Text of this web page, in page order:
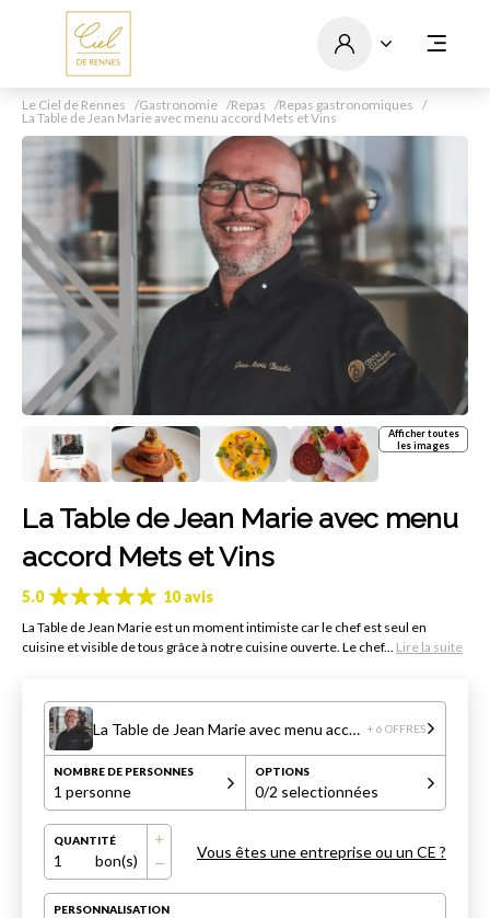
Le Ciel de Rennes Gastronomie Repas
Repas gastronomiques
La Table de Jean Marie avec menu accord Mets et Vins
Afficher toutes
les images
La Table de Jean Marie avec menu
accord Mets et Vins
5.0 10 avis
La Table de Jean Marie est un moment intimiste car le chef est seul en
cuisine et visible de tous grâce à notre cuisine ouverte. Le chef... Lire la suite
La Table de Jean Marie avec menu accord Mets et Vins + 6 OFFRES
NOMBRE DE PERSONNES
1 personne
OPTIONS
0/2 selectionnées
QUANTITÉ
1 bon(s) Vous êtes une entreprise ou un CE ?
PERSONNALISATION